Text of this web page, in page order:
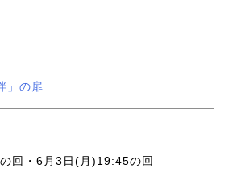
」の扉
回・6月3日(月)19:45の回